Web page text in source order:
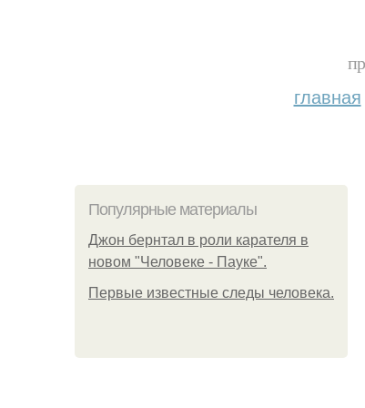
главная
Популярные материалы
Джон бернтал в роли карателя в
новом "Человеке - Пауке".
Первые известные следы человека.